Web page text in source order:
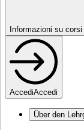
Informazioni su
AccediAccedi
Über den